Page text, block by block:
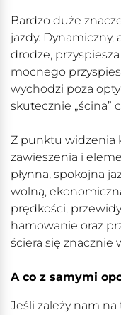
Bardzo duże
jazdy. Dynamiczny,
drodze,
mocnego
wychodzi poza
skutecznie „ścina”
Z punktu widzenia
zawieszenia i
płynna, spokojna
wolną,
prędkości,
hamowanie oraz
ściera się znacznie
A co z samymi
Jeśli zależy nam